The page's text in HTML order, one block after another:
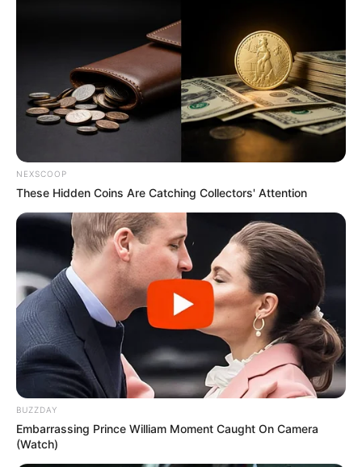
NEXSCOOP
These Hidden Coins Are Catching Collectors' Attention
BUZZDAY
Embarrassing Prince William Moment Caught On Camera
(Watch)